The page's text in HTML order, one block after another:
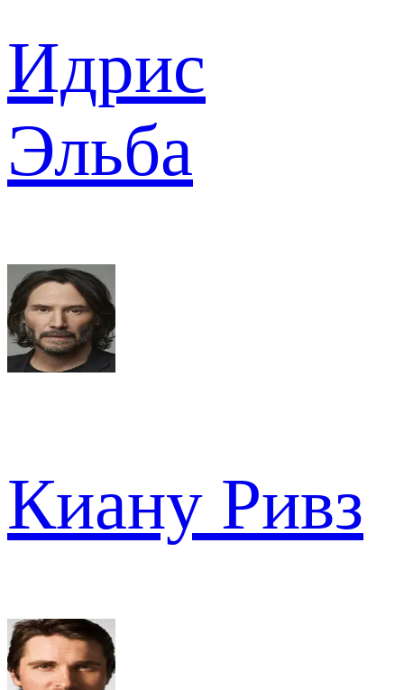
Идрис
Эльба
Киану Ривз